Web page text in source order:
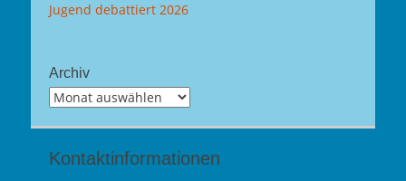
Jugend debattiert 2026
Archiv
Archiv
Kontaktinformationen